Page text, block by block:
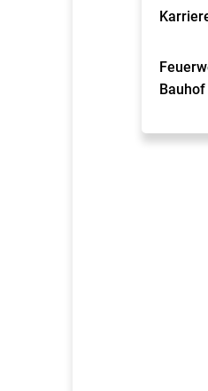
Bauhof